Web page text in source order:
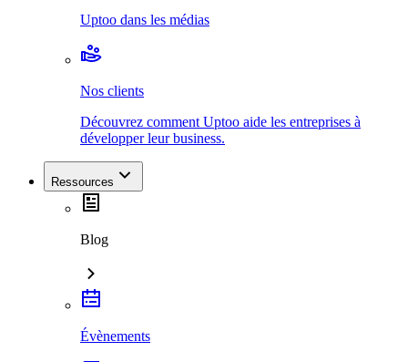
Uptoo dans les médias
Nos clients
Découvrez comment Uptoo aide les entreprises à
développer leur business.
Ressources
Blog
Évènements